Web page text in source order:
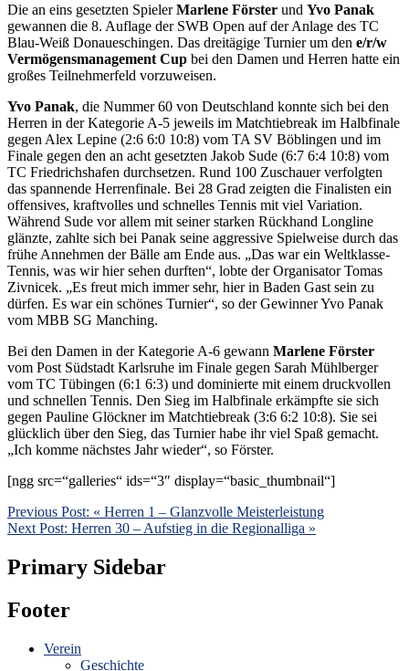
Die an eins gesetzten SpielerMarlene Förster und Yvo Panak
gewannen die 8. Auflage der SWB Open auf der Anlage des TC
Blau-Weiß Donaueschingen. Das dreitägige Turnier um den e/r/w
Vermögensmanagement Cup bei den Damen und Herren hatte ein
großes Teilnehmerfeld vorzuweisen.
Yvo Panak, die Nummer 60 von Deutschland konnte sich bei den
Herren in der Kategorie A-5 jeweils im Matchtiebreak im Halbfinale
gegen Alex Lepine (2:6 6:0 10:8) vom TA SV Böblingen und im
Finale gegen den an acht gesetzten Jakob Sude (6:7 6:4 10:8) vom
TC Friedrichshafen durchsetzen. Rund 100 Zuschauer verfolgten
das spannende Herrenfinale. Bei 28 Grad zeigten die Finalisten ein
offensives, kraftvolles und schnelles Tennis mit viel Variation.
Während Sude vor allem mit seiner starken Rückhand Longline
glänzte, zahlte sich bei Panak seine aggressive Spielweise durch das
frühe Annehmen der Bälle am Ende aus. „Das war ein Weltklasse-
Tennis, was wir hier sehen durften“, lobte der Organisator Tomas
Zivnicek. „Es freut mich immer sehr, hier in Baden Gast sein zu
dürfen. Es war ein schönes Turnier“, so der Gewinner Yvo Panak
vom MBB SG Manching.
Bei den Damen in der Kategorie A-6 gewann Marlene Förster
vom Post Südstadt Karlsruhe im Finale gegen Sarah Mühlberger
vom TC Tübingen (6:1 6:3) und dominierte mit einem druckvollen
und schnellen Tennis. Den Sieg im Halbfinale erkämpfte sie sich
gegen Pauline Glöckner im Matchtiebreak (3:6 6:2 10:8). Sie sei
glücklich über den Sieg, das Turnier habe ihr viel Spaß gemacht.
„Ich komme nächstes Jahr wieder“, so Förster.
[ngg src=“galleries“ ids=“3″ display=“basic_thumbnail“]
Previous Post: « Herren 1 – Glanzvolle Meisterleistung
Next Post: Herren 30 – Aufstieg in die Regionalliga »
Primary Sidebar
Footer
Verein
Geschichte